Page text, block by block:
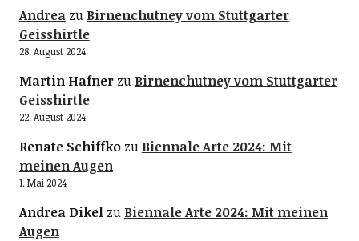
Andreazu Birnenchutney vom Stuttgarter
Geisshirtle
28. August 2024
Martin Hafnerzu Birnenchutney vom Stuttgarter
Geisshirtle
22. August 2024
Renate Schiffkozu Biennale Arte 2024: Mit
meinen Augen
1. Mai 2024
Andrea Dikelzu Biennale Arte 2024: Mit meinen
Augen